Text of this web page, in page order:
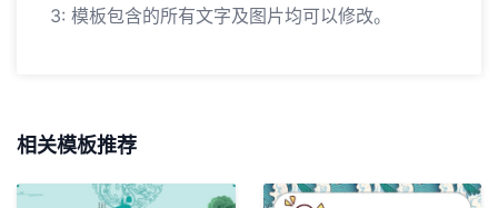
3: 模板包含的所有文字及图片均可以修改。
相关模板推荐